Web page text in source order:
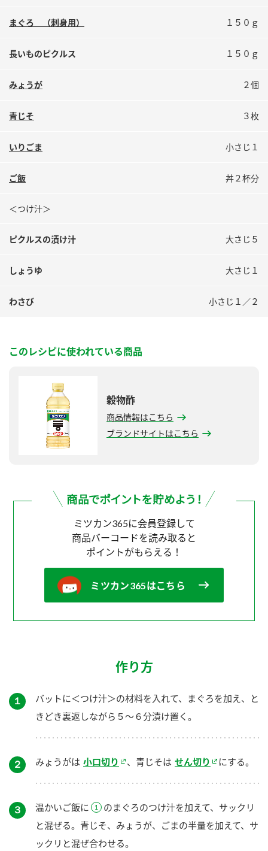
鍋奉行マニュアル
人気商品 ＋ おすすめレシピ
おいしさと健康への取り組み
ミツカン公式通販
業務用サイト
まぐろ （刺身用） １５０ｇ
長いものピクルス １５０ｇ
みょうが ２個
青じそ ３枚
いりごま 小さじ１
ご飯 丼２杯分
＜つけ汁＞
ピクルスの漬け汁 大さじ５
しょうゆ 大さじ１
わさび 小さじ１／２
このレシピに使われている商品
穀物酢
商品情報はこちら
ブランドサイトはこちら
ミツカン365に会員登録して
商品バーコードを読み取ると
ポイントがもらえる！
ミツカン365はこちら
作り方
１
バットに＜つけ汁＞の材料を入れて、まぐろを加え、と
きどき裏返しながら５～６分漬け置く。
２ みょうがは 小口切り 、青じそは せん切り にする。
３ 温かいご飯に
のまぐろのつけ汁を加えて、サックリ
と混ぜる。青じそ、みょうが、ごまの半量を加えて、サ
ックリと混ぜ合わせる。